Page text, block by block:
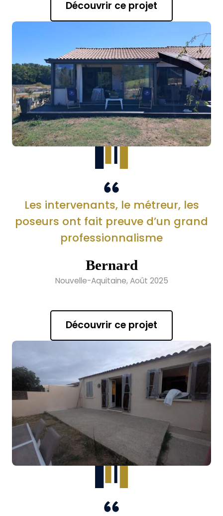
Découvrir ce projet
Les intervenants, le métreur, les
poseurs ont fait preuve d’un grand
professionnalisme
Bernard
Nouvelle-Aquitaine, Août 2025
Découvrir ce projet